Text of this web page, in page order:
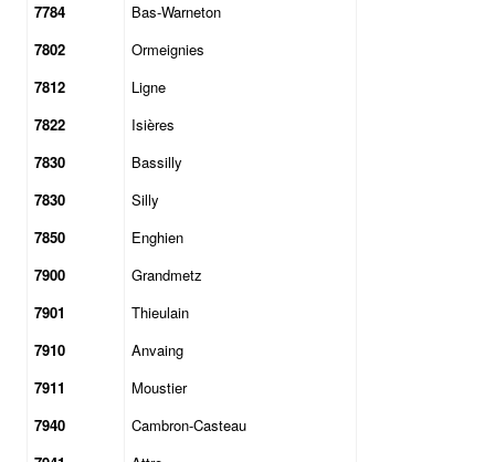
7784
Bas-Warneton
7802
Ormeignies
7812
Ligne
7822
Isières
7830
Bassilly
7830
Silly
7850
Enghien
7900
Grandmetz
7901
Thieulain
7910
Anvaing
7911
Moustier
7940
Cambron-Casteau